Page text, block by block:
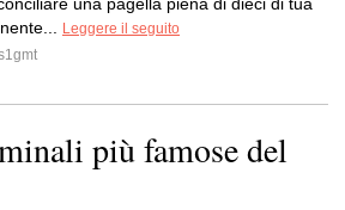
Leggere il seguito
più famose del